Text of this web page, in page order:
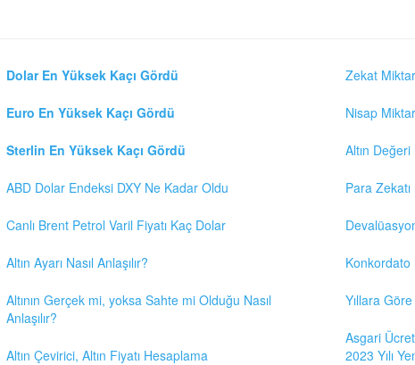
Dolar En Yüksek Kaçı Gördü
Euro En Yüksek Kaçı Gördü
Sterlin En Yüksek Kaçı Gördü
ABD Dolar Endeksi DXY Ne Kadar Oldu
Canlı Brent Petrol Varil Fiyatı Kaç Dolar
Altın Ayarı Nasıl Anlaşılır?
Altının Gerçek mi, yoksa Sahte mi Olduğu Nasıl
Anlaşılır?
Altın Çevirici, Altın Fiyatı Hesaplama
Zekat
Nisap
Altın
Para
Konkordato
Yıllara
Asgari
2023 Yılı